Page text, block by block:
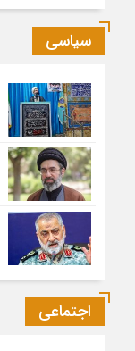
سیاسی
اجتماعی